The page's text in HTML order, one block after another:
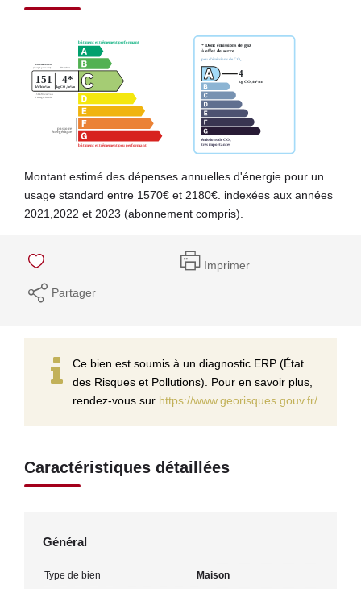
Montant estimé des dépenses annuelles d'énergie pour un
usage standard entre 1570€ et 2180€. indexées aux années
2021,2022 et 2023 (abonnement compris).
Imprimer
Partager
Ce bien est soumis à un diagnostic ERP (État
des Risques et Pollutions). Pour en savoir plus,
rendez-vous sur https://www.georisques.gouv.fr/
Caractéristiques détaillées
Général
Type de bien Maison